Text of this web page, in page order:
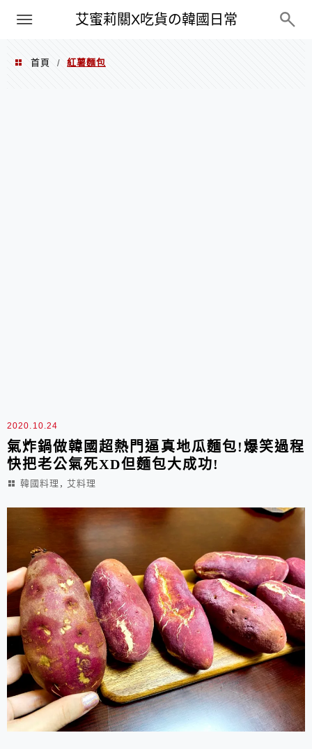
艾蜜莉關X吃貨の韓國日常
PXN
首頁 / 紅薯麵包
2020.10.24
氣炸鍋做韓國超熱門逼真地瓜麵包!爆笑過程
快把老公氣死XD但麵包大成功!
韓國料理 , 艾料理